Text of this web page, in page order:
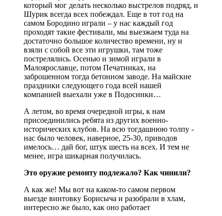
который мог делать несколько выстрелов подряд, и
Шурик всегда всех побеждал. Еще в тот год на
самом Бородино играли – у нас каждый год
проходят такие фестивали, мы выезжаем туда на
достаточно большое количество времени, ну и
взяли с собой все эти игрушки, там тоже
пострелялись. Осенью и зимой играли в
Малоярославце, потом Печатниках, на
заброшенном тогда бетонном заводе. На майские
праздники следующего года всей нашей
компанией выехали уже в Подосинки…
А летом, во время очередной игры, к нам
присоединились ребята из других военно-
исторических клубов. На всю тогдашнюю толпу -
нас было человек, наверное, 25-30, приводов
имелось… дай бог, штук шесть на всех. И тем не
менее, игра шикарная получилась.
Это оружие ремонту подлежало? Как чинили?
А как же! Мы вот на каком-то самом первом
выезде винтовку Борисыча и разобрали в хлам,
интересно же было, как оно работает